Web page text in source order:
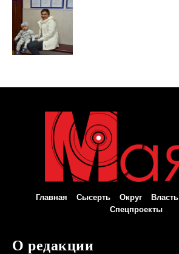
Главная Сысерть Округ Власть
Спецпроекты
О редакции